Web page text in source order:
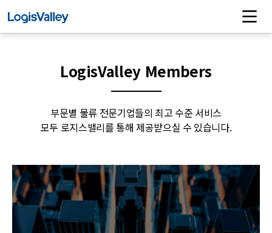
LogisValley Members
부문별 물류 전문기업들의 최고 수준 서비스
모두 로지스밸리를 통해 제공받으실 수 있습니다.